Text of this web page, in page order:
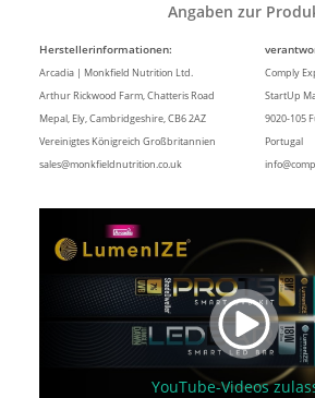
Angaben zur
Herstellerinformationen:
Arcadia | Monkfield Nutrition Ltd.
Comply
Arthur Rickwood Farm, Chatteris Road
StartUp
Mepal, Ely, Cambridgeshire, CB6 2AZ
9020-105
Vereinigtes Königreich Großbritannien
Portugal
sales@monkfieldnutrition.co.uk
YouTube-Videos